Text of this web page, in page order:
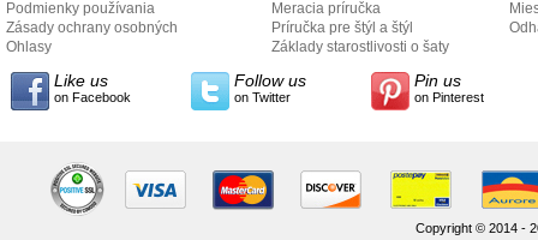
Podmienky používania
Zásady ochrany osobných
údajov
Ohlasy
Meracia príručka
Príručka pre štýl a štýl
Základy starostlivosti o šaty
Like us
on Facebook
Follow us
on Twitter
Pin us
on Pinterest
Copyright © 2014 -